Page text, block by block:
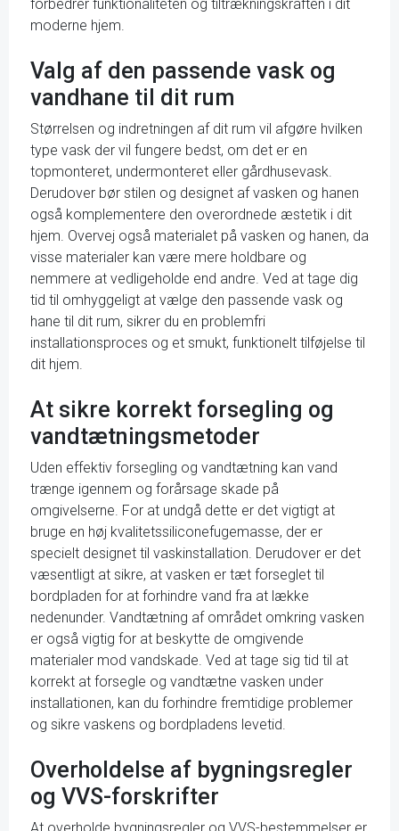
forbedrer funktionaliteten og tiltrækningskraften i dit
moderne hjem.
Valg af den passende vask og
vandhane til dit rum
Størrelsen og indretningen af ​​dit rum vil afgøre hvilken
type vask der vil fungere bedst, om det er en
topmonteret, undermonteret eller gårdhusevask.
Derudover bør stilen og designet af vasken og hanen
også komplementere den overordnede æstetik i dit
hjem. Overvej også materialet på vasken og hanen, da
visse materialer kan være mere holdbare og
nemmere at vedligeholde end andre. Ved at tage dig
tid til omhyggeligt at vælge den passende vask og
hane til dit rum, sikrer du en problemfri
installationsproces og et smukt, funktionelt tilføjelse til
dit hjem.
At sikre korrekt forsegling og
vandtætningsmetoder
Uden effektiv forsegling og vandtætning kan vand
trænge igennem og forårsage skade på
omgivelserne. For at undgå dette er det vigtigt at
bruge en høj kvalitetssiliconefugemasse, der er
specielt designet til vaskinstallation. Derudover er det
væsentligt at sikre, at vasken er tæt forseglet til
bordpladen for at forhindre vand fra at lække
nedenunder. Vandtætning af området omkring vasken
er også vigtig for at beskytte de omgivende
materialer mod vandskade. Ved at tage sig tid til at
korrekt at forsegle og vandtætne vasken under
installationen, kan du forhindre fremtidige problemer
og sikre vaskens og bordpladens levetid.
Overholdelse af bygningsregler
og VVS-forskrifter